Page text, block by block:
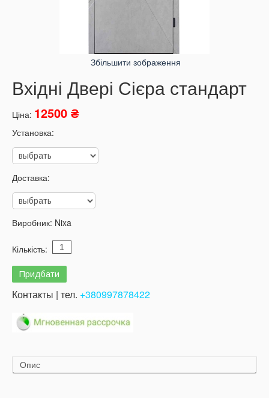
Збільшити зображення
Вхідні Двері Сієра стандарт
Ціна: 12500 ₴
Установка:
Доставка:
Виробник: Nixa
Кількість:
Контакты | тел. +380997878422
Опис